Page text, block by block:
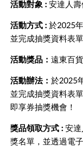
活動對象 : 安達人壽
活動方式 : 於2025
並完成抽獎資料表
活動獎品： 遠東百
活動辦法： 於2025
並完成抽獎資料表
即享券抽獎機會！
獎品領取方式 : 安達
獎名單，並透過電